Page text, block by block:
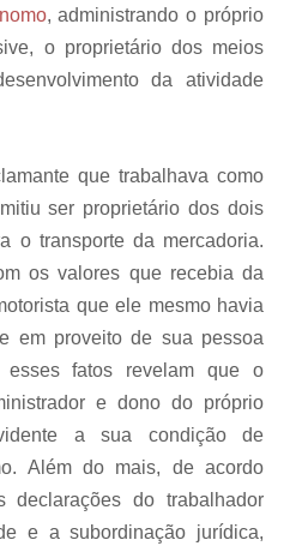
, administrando o próprio
o proprietário dos meios
da atividade
que trabalhava como
ser proprietário dos dois
o transporte da mercadoria.
os valores que recebia da
que ele mesmo havia
em proveito de sua pessoa
fatos revelam que o
e dono do próprio
a sua condição de
Além do mais, de acordo
declarações do trabalhador
e a subordinação jurídica,